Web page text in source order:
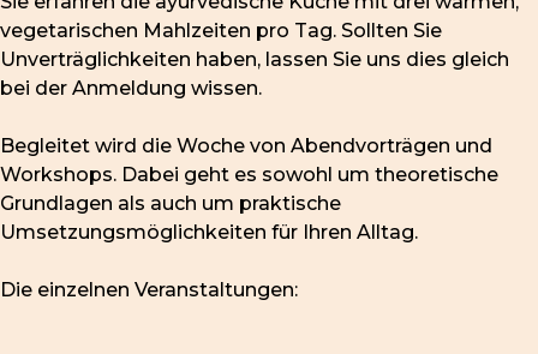
vegetarischen Mahlzeiten pro Tag. Sollten Sie
Unverträglichkeiten haben, lassen Sie uns dies gleich
bei der Anmeldung wissen.
Begleitet wird die Woche von Abendvorträgen und
Workshops. Dabei geht es sowohl um theoretische
Grundlagen als auch um praktische
Umsetzungsmöglichkeiten für Ihren Alltag.
Die einzelnen Veranstaltungen: